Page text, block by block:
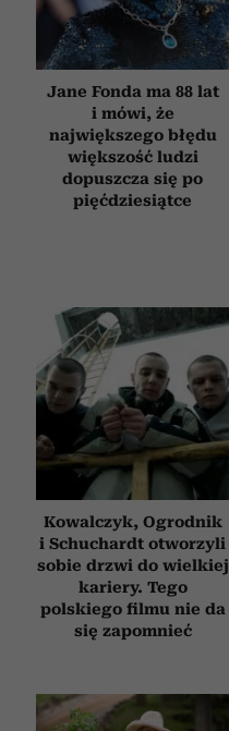
Jane Fonda ma 88 lat
i mówi, że
największego błędu
większość ludzi
dopuszcza się po
pięćdziesiątce
Kowalczyk, Ogrodnik
i Schuchardt otworzyli
sobie drzwi do wielkiej
kariery. Tego
polskiego filmu nie da
się zapomnieć